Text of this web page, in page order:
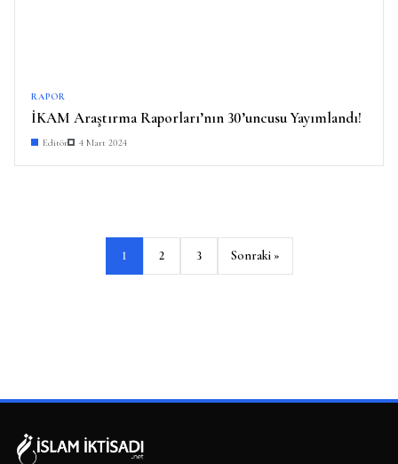
RAPOR
İKAM Araştırma Raporları’nın 30’uncusu Yayımlandı!
Editör 4 Mart 2024
a
f
1 2 3 Sonraki »